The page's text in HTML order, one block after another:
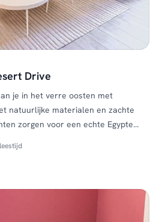
Drive
je in het verre oosten met
natuurlijke materialen en zachte
zorgen voor een echte Egypte
Afrikaanse sfeer en warmte in